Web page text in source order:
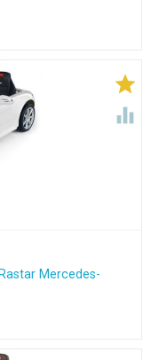


Mercedes-